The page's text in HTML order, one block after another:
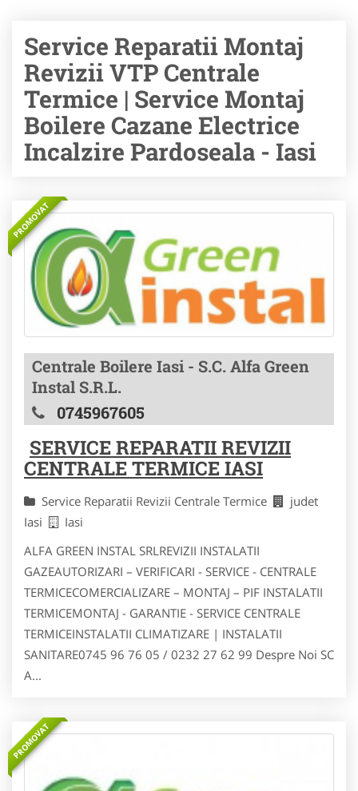
Service Reparatii Montaj
Revizii VTP Centrale
Termice | Service Montaj
Boilere Cazane Electrice
Incalzire Pardoseala - Iasi
PROMOVAT
Centrale Boilere Iasi - S.C. Alfa Green
Instal S.R.L.
0745967605
SERVICE REPARATII REVIZII
CENTRALE TERMICE IASI
Service Reparatii Revizii Centrale Termice
judet
Iasi
Iasi
ALFA GREEN INSTAL SRLREVIZII INSTALATII
GAZEAUTORIZARI – VERIFICARI - SERVICE - CENTRALE
TERMICECOMERCIALIZARE – MONTAJ – PIF INSTALATII
TERMICEMONTAJ - GARANTIE - SERVICE CENTRALE
TERMICEINSTALATII CLIMATIZARE | INSTALATII
SANITARE0745 96 76 05 / 0232 27 62 99 Despre Noi SC
A...
PROMOVAT